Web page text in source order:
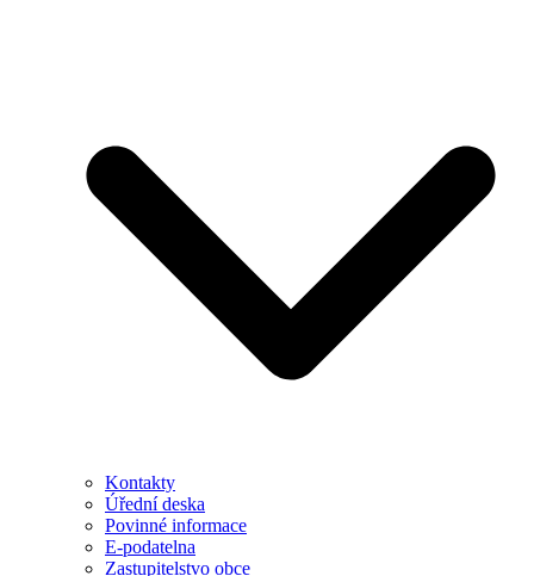
Kontakty
Úřední deska
Povinné informace
E-podatelna
Zastupitelstvo obce